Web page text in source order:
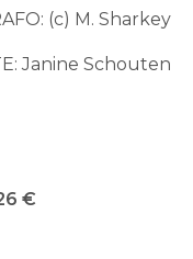
(c) M. Sharkey
Janine Schouten
€